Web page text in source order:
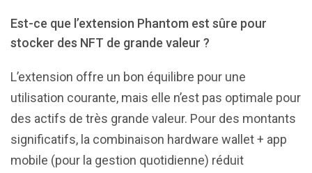
Est-ce que l’extension Phantom est sûre pour
stocker des NFT de grande valeur ?
L’extension offre un bon équilibre pour une
utilisation courante, mais elle n’est pas optimale pour
des actifs de très grande valeur. Pour des montants
significatifs, la combinaison hardware wallet + app
mobile (pour la gestion quotidienne) réduit